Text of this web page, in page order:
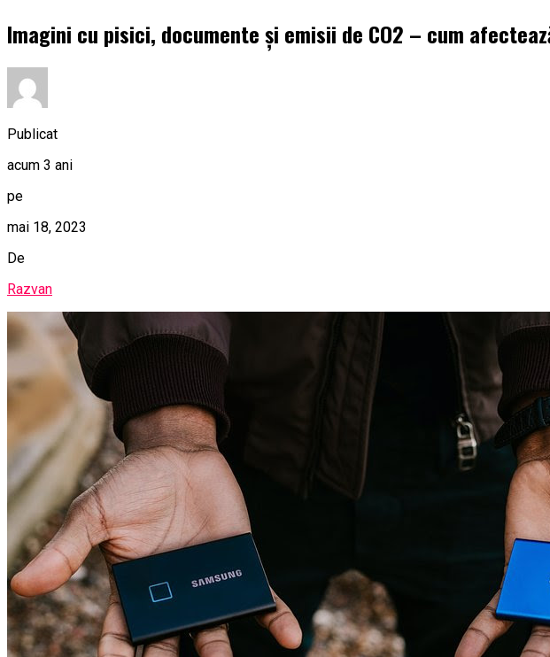
Imagini cu pisici, documente și emisii de CO2 – cum
Publicat
acum 3 ani
pe
mai 18, 2023
De
Razvan